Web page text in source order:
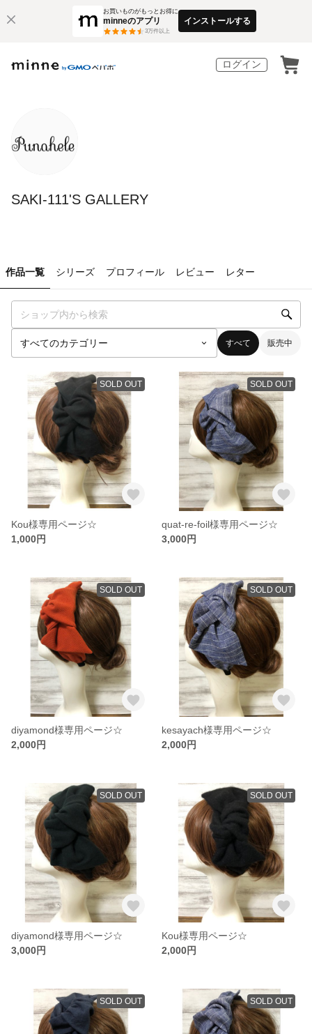
お買いものがもっとお得に
minneのアプリ
3万件以上
インストールする
ログイン
SAKI-111'S GALLERY
作品一覧 シリーズ プロフィール レビュー レター
すべて 販売中
SOLD OUT
Kou様専用ページ☆
1,000円
SOLD OUT
quat-re-foil様専用ページ☆
3,000円
SOLD OUT
diyamond様専用ページ☆
2,000円
SOLD OUT
kesayach様専用ページ☆
2,000円
SOLD OUT
diyamond様専用ページ☆
3,000円
SOLD OUT
Kou様専用ページ☆
2,000円
SOLD OUT SOLD OUT